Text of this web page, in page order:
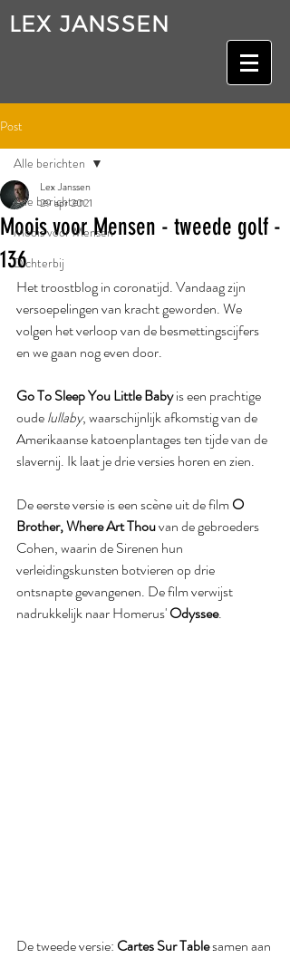
LEX JANSSEN
Post
Alle berichten
Moois voor Mensen
Dichterbij
Alle berichten
Moois voor Mensen - tweede golf -
136
Lex Janssen
29 apr 2021
Het troostblog in coronatijd. Vandaag zijn
versoepelingen van kracht geworden. We
volgen het verloop van de besmettingscijfers
en we gaan nog even door.
Go To Sleep You Little Baby is een prachtige
oude lullaby, waarschijnlijk afkomstig van de
Amerikaanse katoenplantages ten tijde van de
slavernij. Ik laat je drie versies horen en zien.
De eerste versie is een scène uit de film O
Brother, Where Art Thou van de gebroeders
Cohen, waarin de Sirenen hun
verleidingskunsten botvieren op drie
ontsnapte gevangenen. De film verwijst
nadrukkelijk naar Homerus' Odyssee.
De tweede versie: Cartes Sur Table samen aan